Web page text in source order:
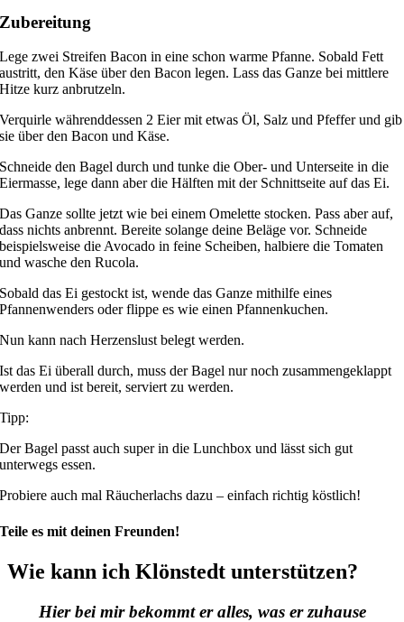
Zubereitung
Lege zwei Streifen Bacon in eine schon warme Pfanne. Sobald Fett
austritt, den Käse über den Bacon legen. Lass das Ganze bei mittlere
Hitze kurz anbrutzeln.
Verquirle währenddessen 2 Eier mit etwas Öl, Salz und Pfeffer und gib
sie über den Bacon und Käse.
Schneide den Bagel durch und tunke die Ober- und Unterseite in die
Eiermasse, lege dann aber die Hälften mit der Schnittseite auf das Ei.
Das Ganze sollte jetzt wie bei einem Omelette stocken. Pass aber auf,
dass nichts anbrennt.Bereite solange deine Beläge vor. Schneide
beispielsweise die Avocado in feine Scheiben, halbiere die Tomaten
und wasche den Rucola.
Sobald das Ei gestockt ist, wende das Ganze mithilfe eines
Pfannenwenders oder flippe es wie einen Pfannenkuchen.
Nun kann nach Herzenslust belegt werden.
Ist das Ei überall durch, muss der Bagel nur noch zusammengeklappt
werden und ist bereit, serviert zu werden.
Tipp:
Der Bagel passt auch super in die Lunchbox und lässt sich gut
unterwegs essen.
Probiere auch mal Räucherlachs dazu – einfach richtig köstlich!
Teile es mit deinen Freunden!
Wie kann ich Klönstedt unterstützen?
Hier bei mir bekommt er alles, was er zuhause